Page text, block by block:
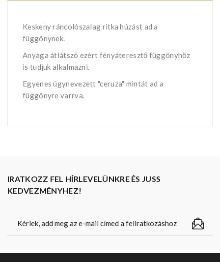
Keskeny ráncolószalag ritka húzást ad a
függönynek.
Anyaga átlátszó ezért fényáteresztő függönyhöz
is tudjuk alkalmazni.
Egyenes úgynevezett "ceruza" mintát ad a
függönyre varrva.
IRATKOZZ FEL HÍRLEVELÜNKRE ÉS JUSS
KEDVEZMÉNYHEZ!